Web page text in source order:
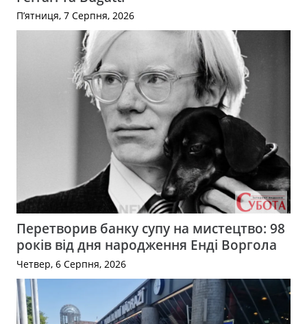
П’ятниця, 7 Серпня, 2026
Перетворив банку супу на мистецтво: 98
років від дня народження Енді Воргола
Четвер, 6 Серпня, 2026